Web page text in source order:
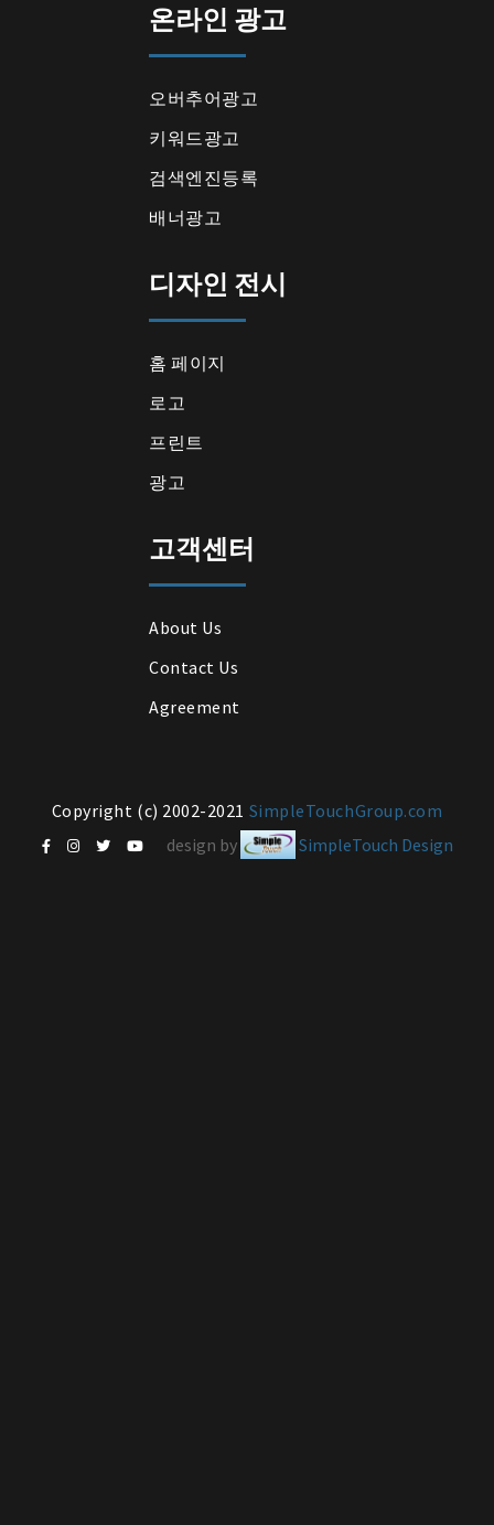
온라인 광고
오버추어광고
키워드광고
검색엔진등록
배너광고
디자인 전시
홈 페이지
로고
프린트
광고
고객센터
About Us
Contact Us
Agreement
Copyright (c) 2002-2021 SimpleTouchGroup.com
design by
SimpleTouch Design